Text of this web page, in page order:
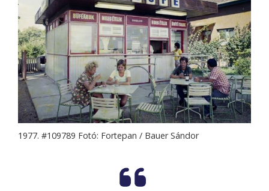
1977. #109789 Fotó: Fortepan / Bauer Sándor